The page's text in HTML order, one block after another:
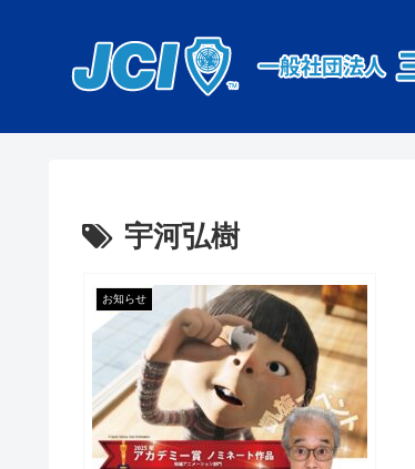
宇河弘樹
お知らせ